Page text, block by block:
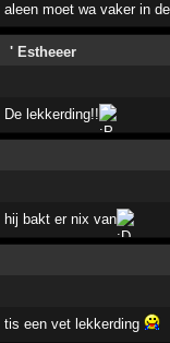
aleen moet wa vaker in
' Estheeer
De lekkerding!!
hij bakt er nix van
tis een vet lekkerding